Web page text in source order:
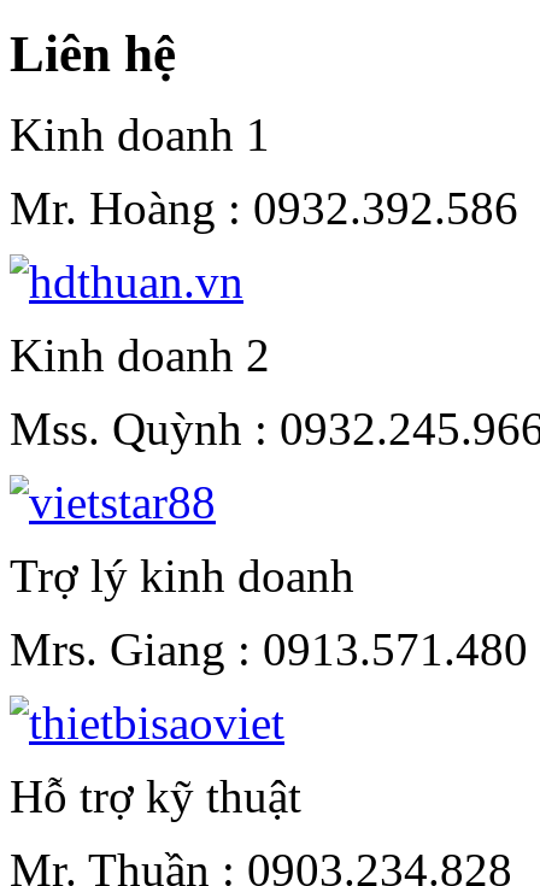
Liên hệ
Kinh doanh 1
Mr. Hoàng : 0932.392.586
Kinh doanh 2
Mss. Quỳnh :
Trợ lý kinh doanh
Mrs. Giang : 0913.571.480
Hỗ trợ kỹ thuật
Mr. Thuần : 0903.234.828